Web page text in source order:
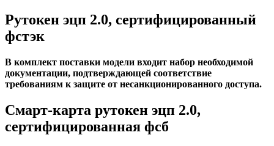
Рутокен эцп 2.0, сертифицированный
фстэк
В комплект поставки модели входит набор необходимой
документации, подтверждающей соответствие
требованиям к защите от несанкционированного доступа.
Смарт-карта рутокен эцп 2.0,
сертифицированная фсб